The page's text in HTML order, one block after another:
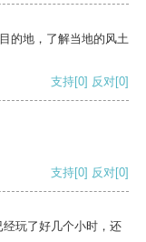
的地，了解当地的风土
支持[0] 反对[0]
支持[0] 反对[0]
玩了好几个小时，还